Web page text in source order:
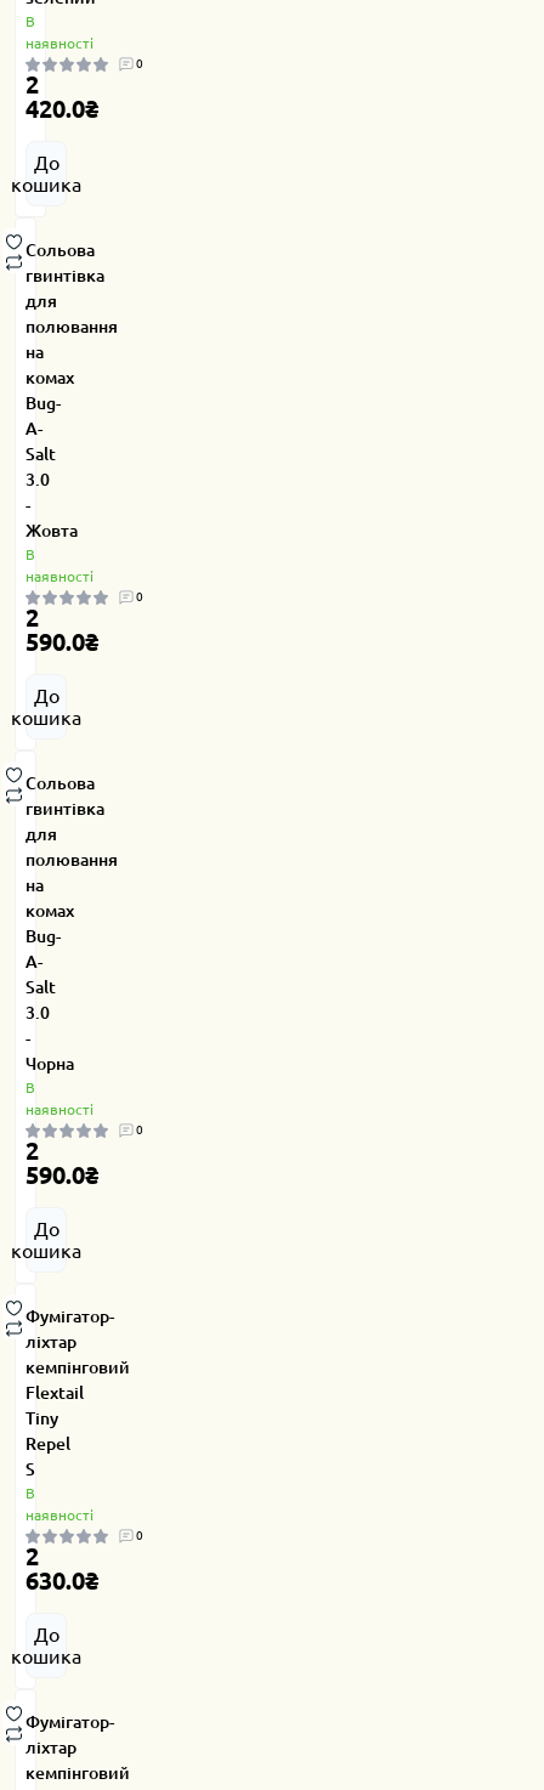
В
наявності
0
2
420.0₴
До
кошика
Сольова
гвинтівка
для
полювання
на
комах
Bug-
A-
Salt
3.0
-
Жовта
В
наявності
0
2
590.0₴
До
кошика
Сольова
гвинтівка
для
полювання
на
комах
Bug-
A-
Salt
3.0
-
Чорна
В
наявності
0
2
590.0₴
До
кошика
Фумігатор-
ліхтар
кемпінговий
Flextail
Tiny
Repel
S
В
наявності
0
2
630.0₴
До
кошика
Фумігатор-
ліхтар
кемпінговий